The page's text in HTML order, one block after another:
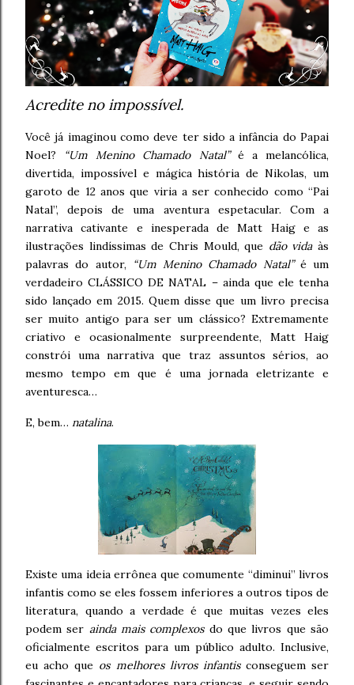
Acredite no impossível.
Você já imaginou como deve ter sido a infância do Papai
Noel?
“Um Menino Chamado Natal”é a melancólica,
divertida, impossível e mágica história de Nikolas, um
garoto de 12 anos que viria a ser conhecido como “Pai
Natal”, depois de uma aventura espetacular. Com a
narrativa cativante e inesperada de Matt Haig e as
ilustrações lindíssimas de Chris Mould, que dão vidaàs
palavras do autor,
“Um Menino Chamado Natal”é um
verdadeiro CLÁSSICO DE NATAL – ainda que ele tenha
sido lançado em 2015. Quem disse que um livro precisa
ser muito antigo para ser um clássico? Extremamente
criativo e ocasionalmente surpreendente, Matt Haig
constrói uma narrativa que traz assuntos sérios, ao
mesmo tempo em que é uma jornada eletrizante e
aventuresca…
E, bem… natalina.
Existe uma ideia errônea que comumente “diminui” livros
infantis como se eles fossem inferiores a outros tipos de
literatura, quando a verdade é que muitas vezes eles
podem ser ainda mais complexosdo que livros que são
oficialmente escritos para um público adulto. Inclusive,
eu acho que os melhores livros infantisconseguem ser